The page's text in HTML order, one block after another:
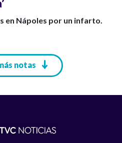
en Nápoles por un infarto.
notas